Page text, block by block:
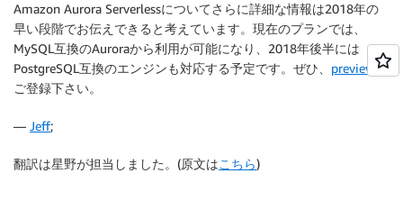
Amazon Aurora Serverlessについてさらに詳細な情報は2018年の
早い段階でお伝えできると考えています。現在のプランでは、
MySQL互換のAuroraから利用が可能になり、2018年後半には
PostgreSQL互換のエンジンも対応する予定です。ぜひ、 preview
に
ご登録下さい。
― Jeff;
翻訳は星野が担当しました。(原文はこちら)